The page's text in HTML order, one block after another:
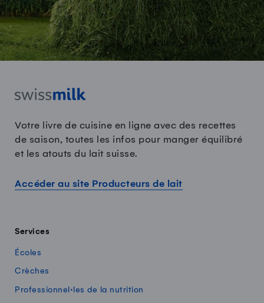
Votre livre de cuisine en ligne avec des recettes
de saison, toutes les infos pour manger équilibré
et les atouts du lait suisse.
Accéder au site Producteurs de lait
Services
Écoles
Crèches
Professionnel·les de la nutrition